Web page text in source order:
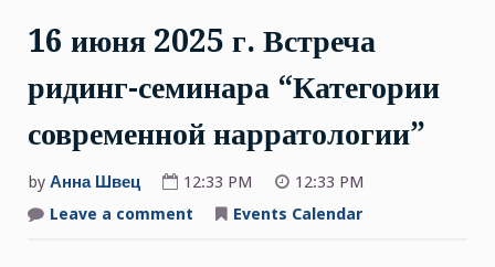
16 июня 2025 г. Встреча
ридинг-семинара “Категории
современной нарратологии”
by Анна Швец 12:33 PM
12:33 PM
Leave a comment
Events Calendar